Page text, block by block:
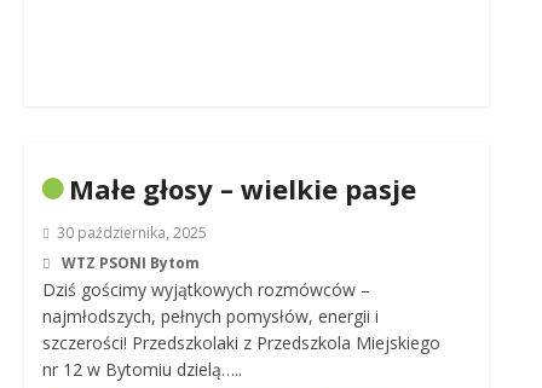
Małe głosy – wielkie pasje
30 października, 2025
WTZ PSONI Bytom
Dziś gościmy wyjątkowych rozmówców –
najmłodszych, pełnych pomysłów, energii i
szczerości! Przedszkolaki z Przedszkola Miejskiego
nr 12 w Bytomiu dzielą…..